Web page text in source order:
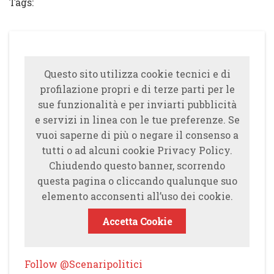
Questo sito utilizza cookie tecnici e di
profilazione propri e di terze parti per le
sue funzionalità e per inviarti pubblicità
e servizi in linea con le tue preferenze. Se
vuoi saperne di più o negare il consenso a
tutti o ad alcuni cookie Privacy Policy.
Chiudendo questo banner, scorrendo
questa pagina o cliccando qualunque suo
elemento acconsenti all’uso dei cookie.
Accetta Cookie
Follow @Scenaripolitici